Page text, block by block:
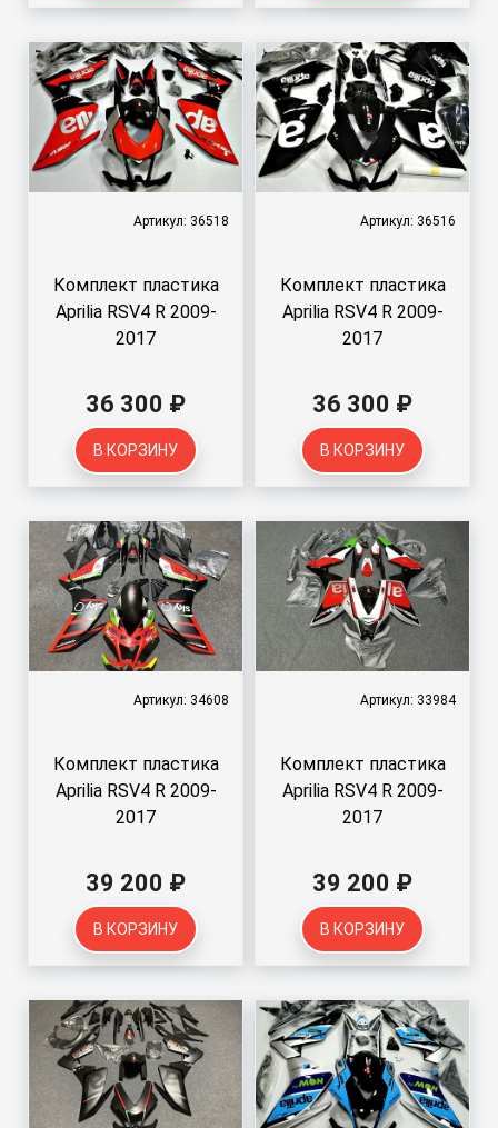
Артикул: 36518
Комплект пластика
Aprilia RSV4 R 2009-
2017
36 300 ₽
В КОРЗИНУ
Артикул: 36516
Комплект пластика
Aprilia RSV4 R 2009-
2017
36 300 ₽
В КОРЗИНУ
Артикул: 34608
Комплект пластика
Aprilia RSV4 R 2009-
2017
39 200 ₽
В КОРЗИНУ
Артикул: 33984
Комплект пластика
Aprilia RSV4 R 2009-
2017
39 200 ₽
В КОРЗИНУ